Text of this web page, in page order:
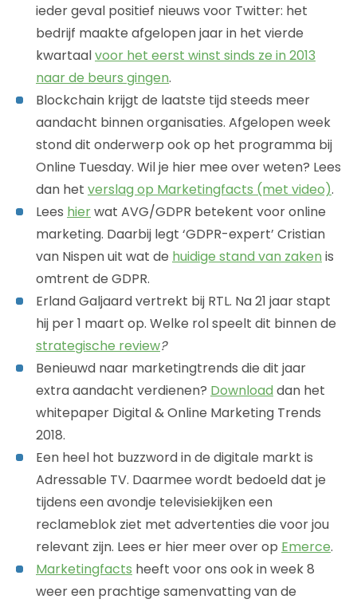
ieder geval positief nieuws voor Twitter: het
bedrijf maakte afgelopen jaar in het vierde
kwartaalvoor het eerst winst sinds ze in 2013
naar de beurs gingen.
Blockchain krijgt de laatste tijd steeds meer
aandacht binnen organisaties. Afgelopen week
stond dit onderwerp ook op het programma bij
Online Tuesday. Wil je hier mee over weten? Lees
dan het verslag op Marketingfacts (met video).
Lees hierwat AVG/GDPR betekent voor online
marketing. Daarbij legt ‘GDPR-expert’ Cristian
van Nispen uit wat de huidige stand van zaken is
omtrent de GDPR.
Erland Galjaard vertrekt bij RTL. Na 21 jaar stapt
hij per 1 maart op. Welke rol speelt dit binnen de
strategische review?
Benieuwd naar marketingtrends die dit jaar
extra aandacht verdienen? Download dan het
whitepaper Digital & Online Marketing Trends
2018.
Een heel hot buzzword in de digitale markt is
Adressable TV. Daarmee wordt bedoeld dat je
tijdens een avondje televisiekijken een
reclameblok ziet met advertenties die voor jou
relevant zijn. Lees er hier meer over op Emerce.
Marketingfacts heeft voor ons ook in week 8
weer een prachtige samenvatting van de